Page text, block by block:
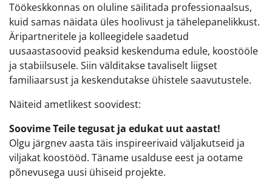
Töökeskkonnas on oluline säilitada professionaalsus,
kuid samas näidata üles hoolivust ja tähelepanelikkust.
Äripartneritele ja kolleegidele saadetud
uusaastasoovid peaksid keskenduma edule, koostööle
ja stabiilsusele. Siin välditakse tavaliselt liigset
familiaarsust ja keskendutakse ühistele saavutustele.
Näiteid ametlikest soovidest:
Soovime Teile tegusat ja edukat uut aastat!
Olgu järgnev aasta täis inspireerivaid väljakutseid ja
viljakat koostööd. Täname usalduse eest ja ootame
põnevusega uusi ühiseid projekte.